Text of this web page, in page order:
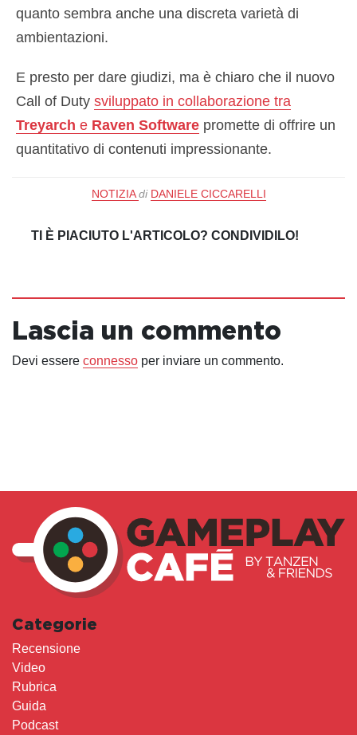
quanto sembra anche una discreta varietà di
ambientazioni.
E presto per dare giudizi, ma è chiaro che il nuovo
Call of Duty sviluppato in collaborazione tra
Treyarch e Raven Software promette di offrire un
quantitativo di contenuti impressionante.
NOTIZIA di DANIELE CICCARELLI
TI È PIACIUTO L'ARTICOLO? CONDIVIDILO!
Lascia un commento
Devi essere connesso per inviare un commento.
Categorie
Recensione
Video
Rubrica
Guida
Podcast